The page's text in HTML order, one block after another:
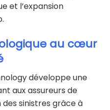
et l’expansion
au cœur
développe une
aux assureurs de
sinistres grâce à